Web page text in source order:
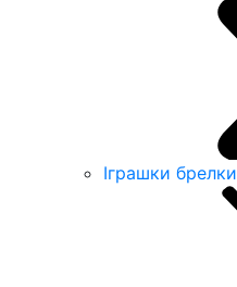
Іграшки брелки